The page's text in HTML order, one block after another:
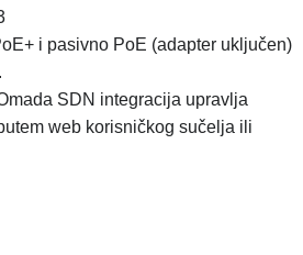
i pasivno PoE (adapter uključen)
SDN integracija upravlja
web korisničkog sučelja ili